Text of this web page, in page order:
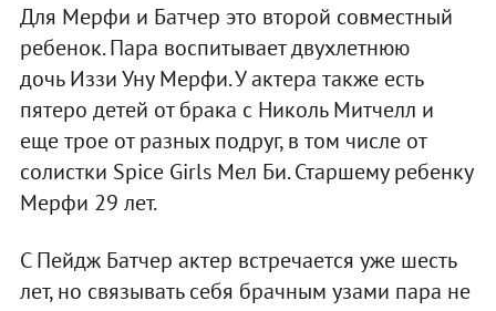
Для Мерфи и Батчер это второй совместный
ребенок. Пара воспитывает двухлетнюю
дочь Иззи Уну Мерфи. У актера также есть
пятеро детей от брака с Николь Митчелл и
еще трое от разных подруг, в том числе от
солистки Spice Girls Мел Би. Старшему ребенку
Мерфи 29 лет.
С Пейдж Батчер актер встречается уже шесть
лет, но связывать себя брачным узами пара не